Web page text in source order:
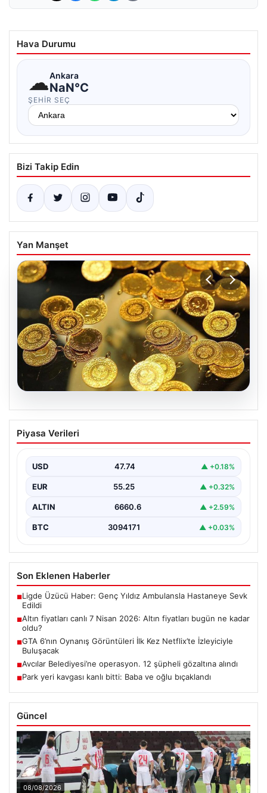
Hava Durumu
☁Ankara
NaN°C
ŞEHIR SEÇ
Bizi Takip Edin
Yan Manşet
07.08.2026
Altın fiyatları canlı 7 Nisan 2026: Altın
fiyatları bugün ne kadar oldu?
Piyasa Verileri
USD 47.74 ▲ +0.18%
EUR 55.25 ▲ +0.32%
ALTIN 6660.6 ▲ +2.59%
BTC 3094171 ▲ +0.03%
Son Eklenen Haberler
■Ligde Üzücü Haber: Genç Yıldız Ambulansla Hastaneye Sevk
Edildi
■Altın fiyatları canlı 7 Nisan 2026: Altın fiyatları bugün ne kadar
oldu?
■GTA 6’nın Oynanış Görüntüleri İlk Kez Netflix’te İzleyiciyle
Buluşacak
■Avcılar Belediyesi’ne operasyon. 12 şüpheli gözaltına alındı
■Park yeri kavgası kanlı bitti: Baba ve oğlu bıçaklandı
Güncel
08/08/2026